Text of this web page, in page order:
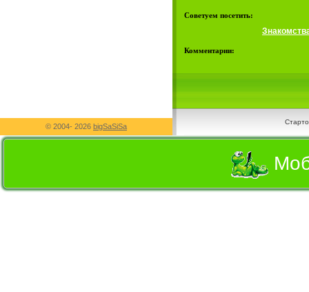
Советуем посетить:
Комментарии:
© 2004- 2026 bigSaSiSa